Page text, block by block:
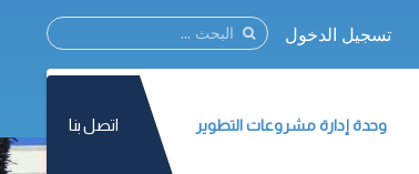
تسجيل الدخول
وحدة إدارة مشروعات التطوير اتصل بنا